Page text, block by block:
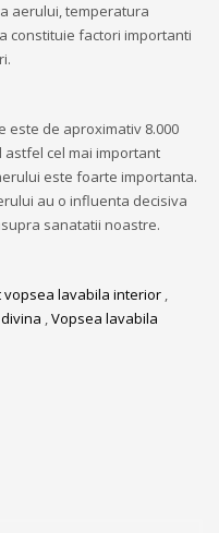
aerului, temperatura
constituie factori importanti
este de aproximativ 8.000
astfel cel mai important
este foarte importanta.
au o influenta decisiva
sanatatii noastre.
vopsea lavabila interior ,
divina ,Vopsea lavabila